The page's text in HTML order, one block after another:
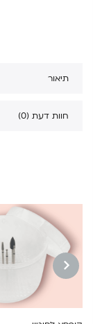
תיאור
חוות דעת (0)
PREVIOUS